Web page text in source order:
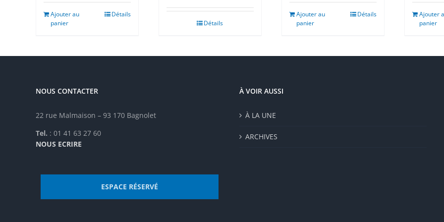
Ajouter au
panier
Détails
Détails
Ajouter au
panier
Détails
Ajouter
panier
NOUS CONTACTER
22 rue Malmaison – 93 170 Bagnolet
Tel. : 01 41 63 27 60
NOUS ECRIRE
ESPACE RÉSERVÉ
À VOIR AUSSI
À LA UNE
ARCHIVES